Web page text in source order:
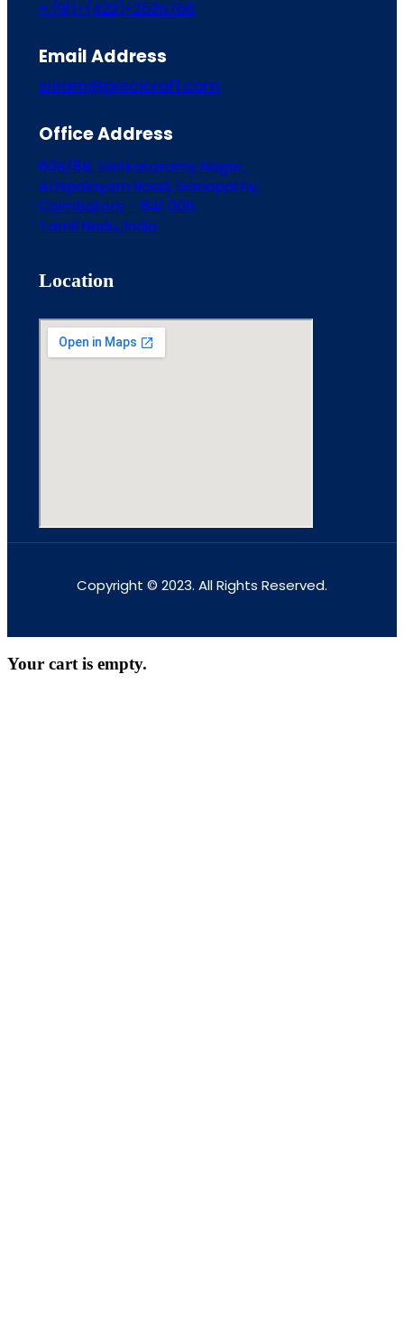
+ (91)-(422)-2535766
Email Address
sriram@precicraft.com
Office Address
60B/8B, Venkatasamy Nagar,
Athipalayam Road, Ganapathy,
Coimbatore - 641 006.
Tamil Nadu, India
Location
Copyright © 2023. All Rights Reserved.
Your cart is empty.